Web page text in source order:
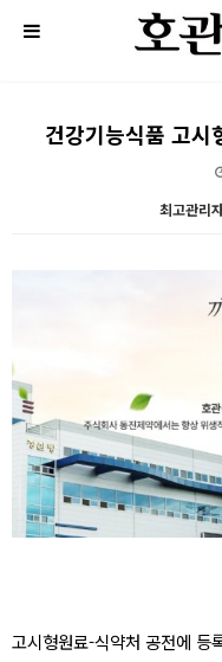
건강기능식품 고시
최고관리
고시형원료-식약처 공전에 등